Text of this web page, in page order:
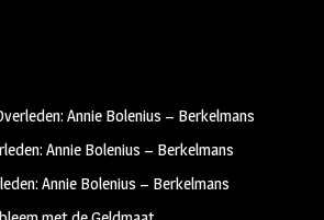
Annie Bolenius – Berkelmans
Annie Bolenius – Berkelmans
Annie Bolenius – Berkelmans